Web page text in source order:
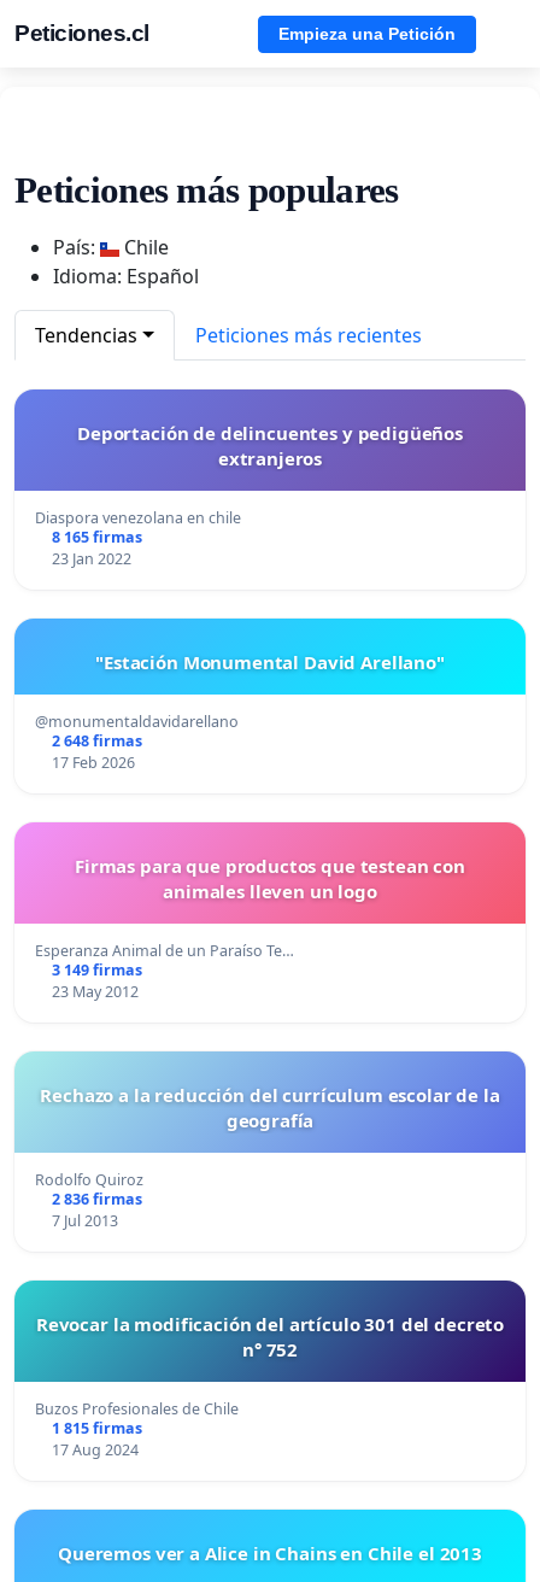
Peticiones.cl Empieza una Petición
Peticiones más populares
País:
Chile
Idioma: Español
Tendencias Peticiones más recientes
Deportación de delincuentes y pedigüeños
extranjeros
Diaspora venezolana en chile
8 165 firmas
23 Jan 2022
"Estación Monumental David Arellano"
@monumentaldavidarellano
2 648 firmas
17 Feb 2026
Firmas para que productos que testean con
animales lleven un logo
Esperanza Animal de un Paraíso Te…
3 149 firmas
23 May 2012
Rechazo a la reducción del currículum escolar de la
geografía
Rodolfo Quiroz
2 836 firmas
7 Jul 2013
Revocar la modificación del artículo 301 del decreto
n° 752
Buzos Profesionales de Chile
1 815 firmas
17 Aug 2024
Queremos ver a Alice in Chains en Chile el 2013